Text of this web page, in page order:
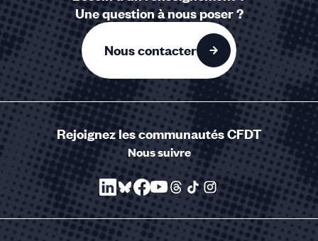
Une question à nous poser ?
Nous contacter
Rejoignez les communautés CFDT
Nous suivre